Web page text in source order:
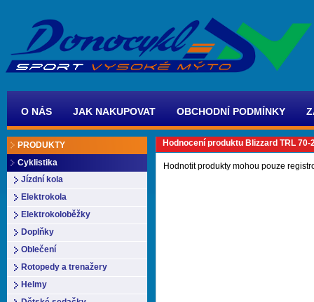
O NÁS JAK NAKUPOVAT OBCHODNÍ PODMÍNKY
PRODUKTY
Cyklistika
Jízdní kola
Elektrokola
Elektrokoloběžky
Doplňky
Oblečení
Rotopedy a trenažery
Helmy
Hodnocení produktu Blizzard TRL 70-
Hodnotit produkty mohou pouze